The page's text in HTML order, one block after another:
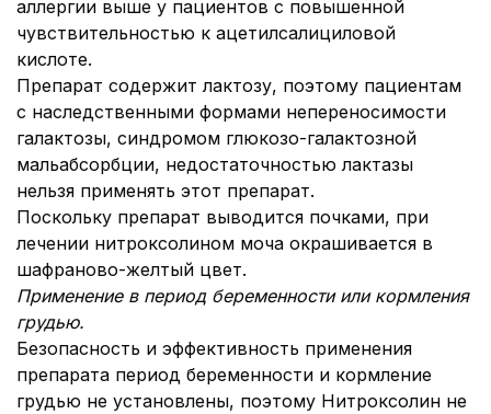
аллергии выше у пациентов с повышенной
чувствительностью к ацетилсалициловой
кислоте.
Препарат содержит лактозу, поэтому пациентам
с наследственными формами непереносимости
галактозы, синдромом глюкозо-галактозной
мальабсорбции, недостаточностью лактазы
нельзя применять этот препарат.
Поскольку препарат выводится почками, при
лечении нитроксолином моча окрашивается в
шафраново-желтый цвет.
Применение в период беременности или кормления
грудью.
Безопасность и эффективность применения
препарата период беременности и кормление
грудью не установлены, поэтому Нитроксолин не